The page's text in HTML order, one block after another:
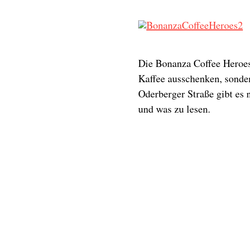
Die Bonanza Coffee
Kaffee ausschenken,
Oderberger Straße gibt es
und was zu lesen.